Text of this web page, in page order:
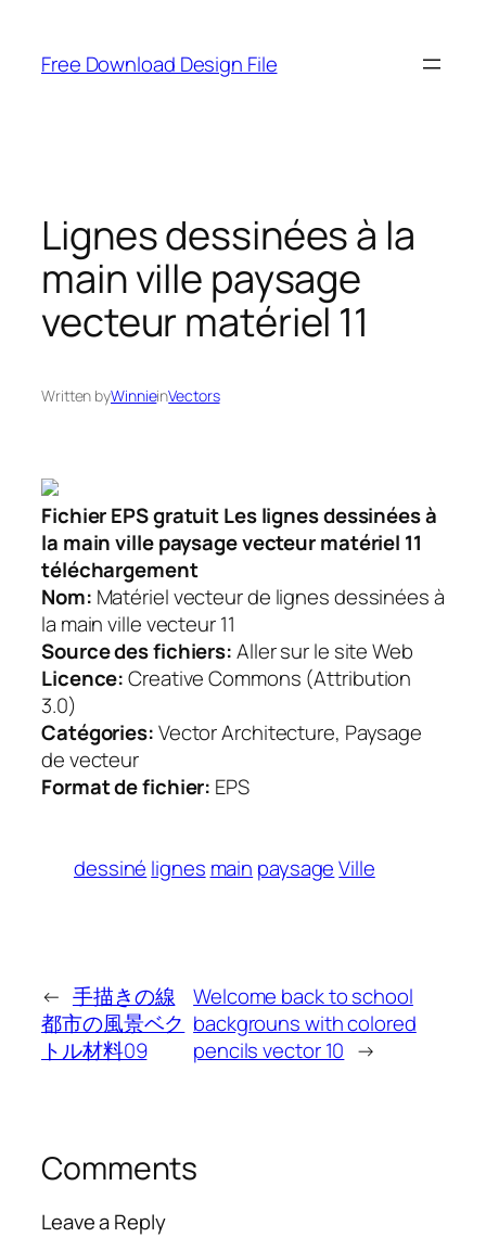
content
Free Download Design File
Lignes dessinées à la
main ville paysage
vecteur matériel 11
Written byWinnieinVectors
Fichier EPS gratuit Les lignes dessinées à
la main ville paysage vecteur matériel 11
téléchargement
Nom: Matériel vecteur de lignes dessinées à
la main ville vecteur 11
Source des fichiers:Aller sur le site Web
Licence:Creative Commons (Attribution
3.0)
Catégories:Vector Architecture, Paysage
de vecteur
Format de fichier: EPS
dessiné lignes main paysage Ville
← 手描きの線
都市の風景ベク
トル材料09
Welcome back to school
backgrouns with colored
pencils vector 10 →
Comments
Leave a Reply